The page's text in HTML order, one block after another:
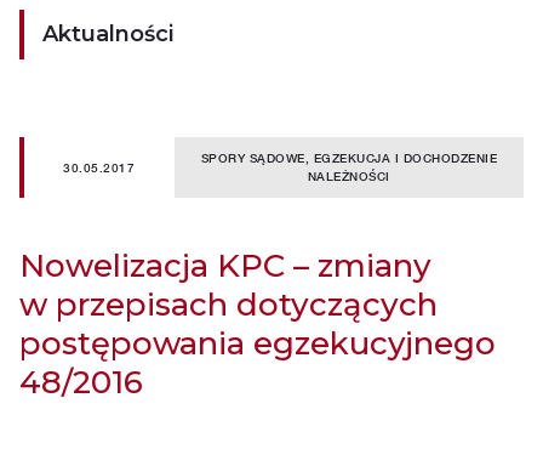
Aktualności
30.05.2017
SPORY SĄDOWE, EGZEKUCJA I DOCHODZENIE
NALEŻNOŚCI
Nowelizacja KPC – zmiany
w przepisach dotyczących
postępowania egzekucyjnego
48/2016